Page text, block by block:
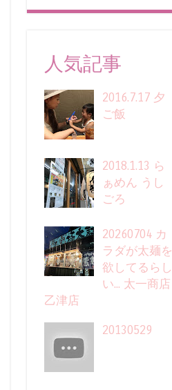
人気記事
2016.7.17 夕
ご飯
2018.1.13 ら
ぁめん うし
ごろ
20260704 カ
ラダが太麺を
欲してるらし
い... 太一商店
乙津店
20130529